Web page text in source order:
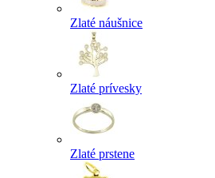
Zlaté náušnice
Zlaté prívesky
Zlaté prstene